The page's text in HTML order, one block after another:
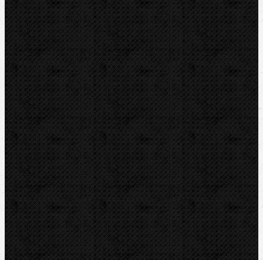
REED
HEUER
IRWIN
RYOBI
Kontakt
NIPO Tools s.r.o
Lipová 7
CZ-763 26 LUHAČOVICE
Telefon obj.:
602 719 020